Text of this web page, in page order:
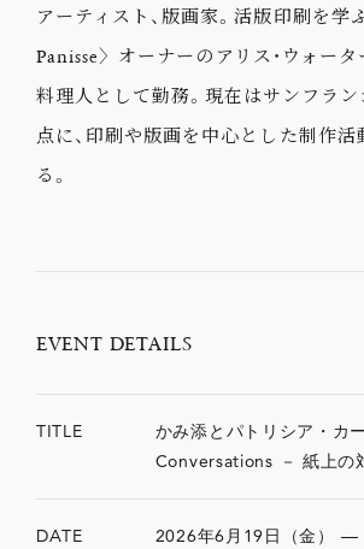
アーティスト、版画家。活版印刷を学
Panisse〉オーナーのアリス・ウォータ
料理人として勤務。現在はサンフラ
点に、印刷や版画を中心とした制作
る。
EVENT DETAILS
TITLE
かみ添とパトリシア・カ
Conversations － 紙上の
DATE
2026年6月19日（金） —